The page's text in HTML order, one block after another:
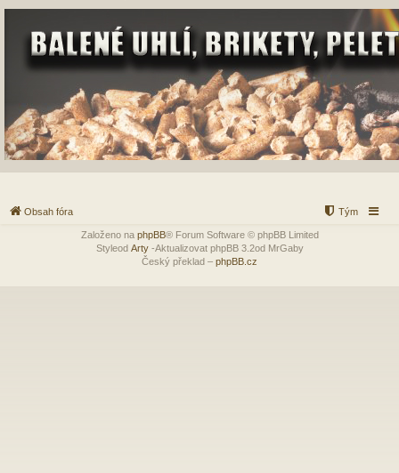
Obsah fóra Tým
Založeno na phpBB® Forum Software © phpBB Limited
Styleod Arty-Aktualizovat phpBB 3.2od MrGaby
Český překlad – phpBB.cz